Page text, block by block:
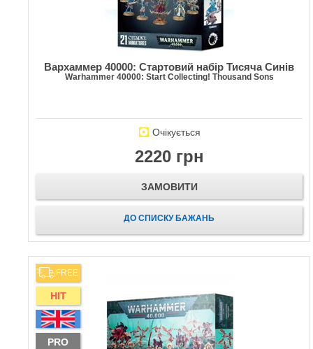
Вархаммер 40000: Стартовий набір Тисяча Синів
Warhammer 40000: Start Collecting! Thousand Sons
Очікується
2220 грн
ЗАМОВИТИ
ДО СПИСКУ БАЖАНЬ
FREE
HIT
PRO